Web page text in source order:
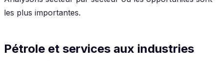
les plus importantes.
Pétrole et services aux industries